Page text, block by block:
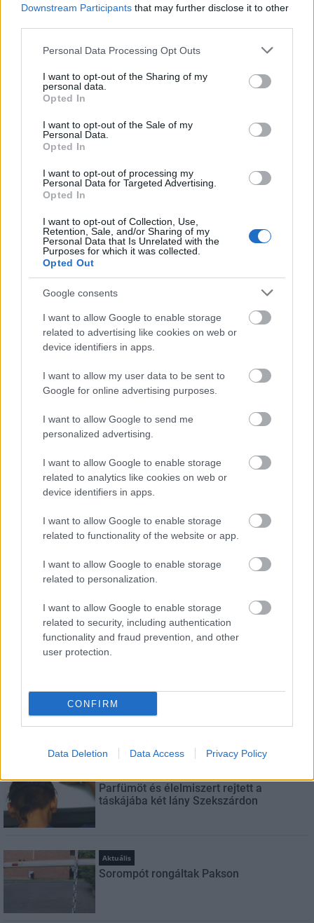
Downstream Participants that may further disclose it to other
Please note that this website/app uses one or more Google
not limited to your visit or usage behaviour. You may click to
grant or deny consent to Google and its third-party tags to
use your data for below specified purposes in below Google
consent section.
Personal Data Processing Opt Outs
I want to opt-out of the Sharing of my
personal data.
Opted In
I want to opt-out of the Sale of my
Personal Data.
Opted In
I want to opt-out of processing my
Personal Data for Targeted Advertising.
Opted In
I want to opt-out of Collection, Use,
Retention, Sale, and/or Sharing of my
Personal Data that Is Unrelated with the
Purposes for which it was collected.
Opted Out
Google consents
I want to allow Google to enable storage
related to advertising like cookies on web or
device identifiers in apps.
I want to allow my user data to be sent to
Google for online advertising purposes.
I want to allow Google to send me
personalized advertising.
I want to allow Google to enable storage
related to analytics like cookies on web or
device identifiers in apps.
I want to allow Google to enable storage
related to functionality of the website or app.
I want to allow Google to enable storage
related to personalization.
I want to allow Google to enable storage
related to security, including authentication
functionality and fraud prevention, and other
user protection.
CONFIRM
Data Deletion Data Access Privacy Policy
református iskoláját
A Szőnyi Benjámin Általános Iskola fejlesztését a FERROÉP
Látványos építési szakasz indult be a
Flórián téri felüljárón
mérföldköve a felülvizsgálat
árnyékában?
Elkészült a Liszt Ferenc repülőtér
közelében lévő logisztikai bázis út- és
közműhálózatának fejlesztése
Látlelet a hazai víziközművekről?
Egyetlen, fél évszázados vezetéken
múlt Bicske vízellátása
HÍRLEVÉL
szabályzatot!
LEGNÉZETTEBB
A hőségben is védik a növényzetet
Pakson
Parfümöt és élelmiszert rejtett a
táskájába két lány Szekszárdon
Aktuális
Sorompót rongáltak Pakson